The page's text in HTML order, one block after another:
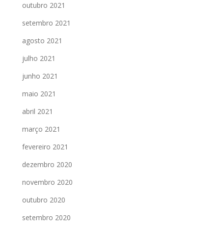
outubro 2021
setembro 2021
agosto 2021
julho 2021
junho 2021
maio 2021
abril 2021
março 2021
fevereiro 2021
dezembro 2020
novembro 2020
outubro 2020
setembro 2020